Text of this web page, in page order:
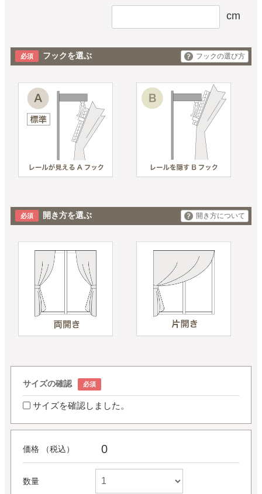
cm
フックを選ぶ フックの選び方
開き方を選ぶ 開き方について
サイズの確認
サイズを確認しました。
価格 （税込） 0
数量